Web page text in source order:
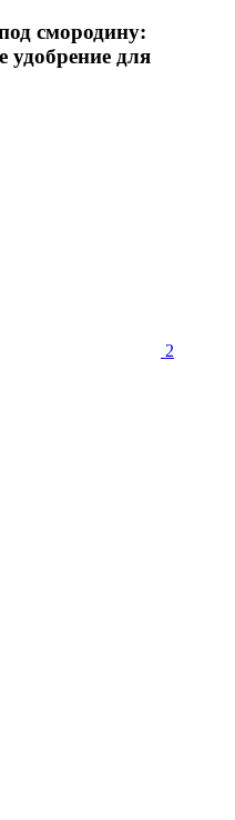
смородину:
удобрение для
2